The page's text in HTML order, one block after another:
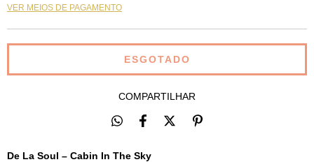
VER MEIOS DE PAGAMENTO
COMPARTILHAR
De La Soul – Cabin In The Sky